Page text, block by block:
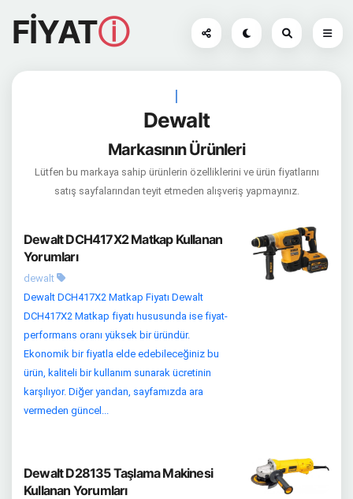
FİYATⓘ
|
Dewalt
Markasının Ürünleri
Lütfen bu markaya sahip ürünlerin özelliklerini ve ürün fiyatlarını
satış sayfalarından teyit etmeden alışveriş yapmayınız.
Dewalt DCH417X2 Matkap Kullanan
Yorumları
dewalt
Dewalt DCH417X2 Matkap Fiyatı Dewalt
DCH417X2 Matkap fiyatı hususunda ise fiyat-
performans oranı yüksek bir üründür.
Ekonomik bir fiyatla elde edebileceğiniz bu
ürün, kaliteli bir kullanım sunarak ücretinin
karşılıyor. Diğer yandan, sayfamızda ara
vermeden güncel...
Dewalt D28135 Taşlama Makinesi
Kullanan Yorumları